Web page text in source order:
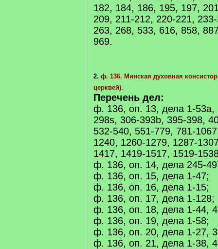
182, 184, 186, 195, 197,
209, 211-212, 220-221,
263, 268, 533, 616, 858,
969.
2. ф. 136. Минская духовная
церквей).
Перечень дел:
ф. 136, оп. 13, дела 1-53a,
298s, 306-393b, 395-398,
532-540, 551-779, 781-
1240, 1260-1279, 1287-
1417, 1419-1517, 1519-
ф. 136, оп. 14, дела 245-
ф. 136, оп. 15, дела 1-47;
ф. 136, оп. 16, дела 1-15;
ф. 136, оп. 17, дела 1-128;
ф. 136, оп. 18, дела 1-44,
ф. 136, оп. 19, дела 1-58;
ф. 136, оп. 20, дела 1-27,
ф. 136, оп. 21, дела 1-38,